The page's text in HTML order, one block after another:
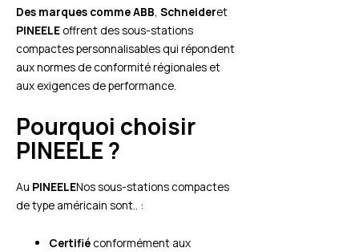
Des marques comme ABB Schneideret
PINEELE offrent des sous-stations
compactes personnalisables qui répondent
aux normes de conformité régionales et
aux exigences de performance.
Pourquoi choisir
PINEELE ?
Au PINEELENos sous-stations compactes
de type américain sont.. :
Certifié conformément aux